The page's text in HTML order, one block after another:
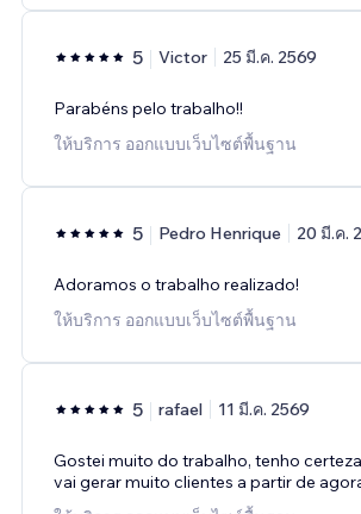
5 Victor 25 มี.ค. 2569
Parabéns pelo trabalho!!
ให้บริการ ออกแบบเว็บไซต์พื้นฐาน
5 Pedro Henrique 20 มี.ค.
Adoramos o trabalho realizado!
ให้บริการ ออกแบบเว็บไซต์พื้นฐาน
5 rafael 11 มี.ค. 2569
Gostei muito do trabalho, tenho
vai gerar muito clientes a partir de